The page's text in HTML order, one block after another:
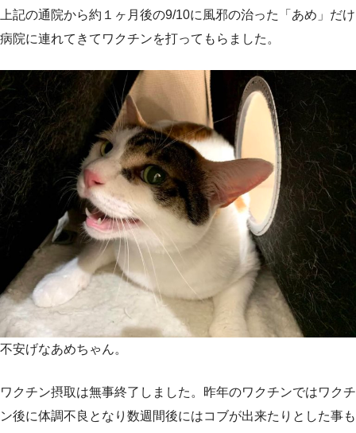
上記の通院から約１ヶ月後の9/10に風邪の治った「あめ」だけ
病院に連れてきてワクチンを打ってもらました。
不安げなあめちゃん。
ワクチン摂取は無事終了しました。昨年のワクチンではワクチ
ン後に体調不良となり数週間後にはコブが出来たりとした事も